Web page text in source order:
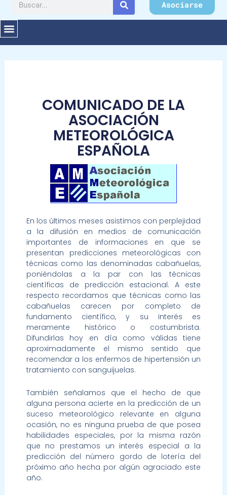
Asociarse
COMUNICADO DE LA
ASOCIACIÓN
METEOROLÓGICA
ESPAÑOLA
En los últimos meses asistimos con perplejidad
a la difusión en medios de comunicación
importantes de informaciones en que se
presentan predicciones meteorológicas con
técnicas como las denominadas cabañuelas,
poniéndolas a la par con las técnicas
científicas de predicción estacional. A este
respecto recordamos que técnicas como las
cabañuelas carecen por completo de
fundamento científico, y su interés es
meramente histórico o costumbrista.
Difundirlas hoy en día como válidas tiene
aproximadamente el mismo sentido que
recomendar a los enfermos de hipertensión un
tratamiento con sanguijuelas.
También señalamos que el hecho de que
alguna persona acierte en la predicción de un
suceso meteorológico relevante en alguna
ocasión, no es ninguna prueba de que posea
habilidades especiales, por la misma razón
que no prestamos un interés especial a la
predicción del número gordo de lotería del
próximo año hecha por algún agraciado este
año.